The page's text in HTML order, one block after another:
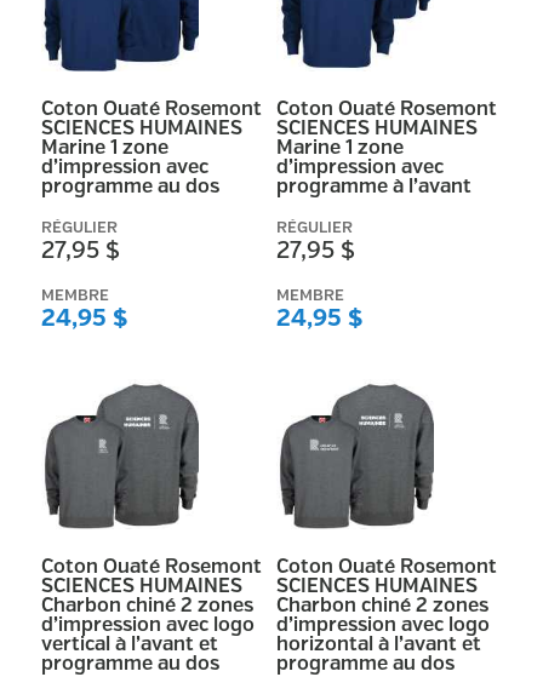
Coton Ouaté Rosemont
SCIENCES HUMAINES
Marine 1 zone
d’impression avec
programme au dos
RÉGULIER
27,95 $
MEMBRE
24,95 $
Coton Ouaté Rosemont
SCIENCES HUMAINES
Marine 1 zone
d’impression avec
programme à l’avant
RÉGULIER
27,95 $
MEMBRE
24,95 $
Coton Ouaté Rosemont
SCIENCES HUMAINES
Charbon chiné 2 zones
d’impression avec logo
vertical à l’avant et
programme au dos
Coton Ouaté Rosemont
SCIENCES HUMAINES
Charbon chiné 2 zones
d’impression avec logo
horizontal à l’avant et
programme au dos